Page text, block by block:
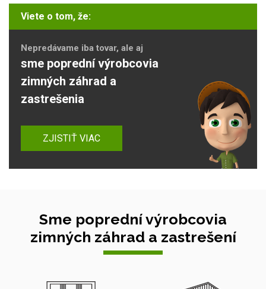
Viete o tom, že:
Nepredávame iba tovar, ale aj
sme poprední výrobcovia
zimných záhrad a
zastrešenia
ZJISTIŤ VIAC
Sme poprední výrobcovia
zimných záhrad a zastrešení